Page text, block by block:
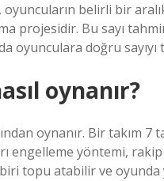
belirli bir
projesidir. Bu sayı
oyunculara doğru
oynanır?
oynanır. Bir takım 7
engelleme yöntemi,
topu atabilir ve oyunda